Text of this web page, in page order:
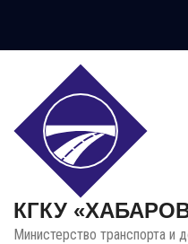
КГКУ
Министерство транспорта и